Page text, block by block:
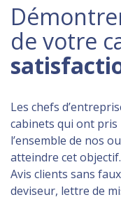
de votre
Les chefs
cabinets qui ont pris
l’ensemble de nos
atteindre cet objectif.
Avis clients sans
deviseur, lettre de